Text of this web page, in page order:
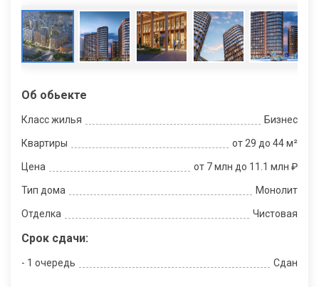
Об обьекте
Класс жилья Бизнес
Квартиры от 29 до 44 м²
Цена от 7 млн до 11.1 млн ₽
Тип дома Монолит
Отделка Чистовая
Срок сдачи:
- 1 очередь Сдан